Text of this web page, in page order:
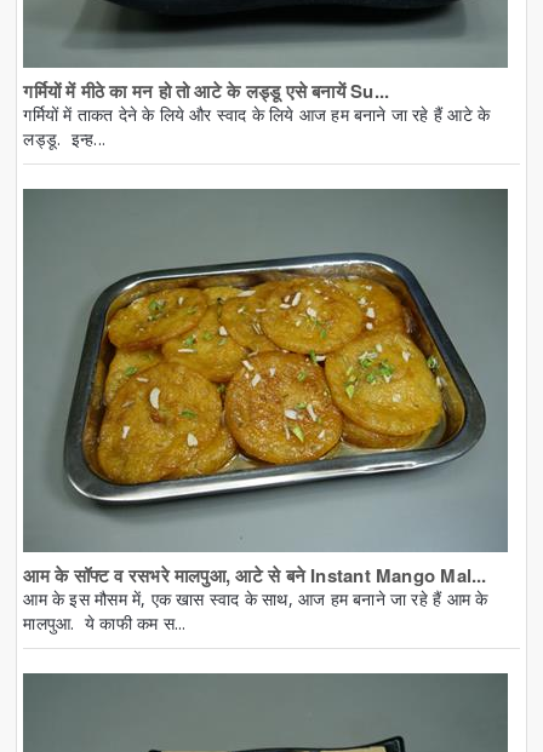
गर्मियों में मीठे का मन हो तो आटे के लड्डू एसे बनायें Su...
गर्मियों में ताकत देने के लिये और स्वाद के लिये आज हम बनाने जा रहे हैं आटे के
लड्डू. इन्ह...
आम के सॉफ्ट व रसभरे मालपुआ, आटे से बने Instant Mango Mal...
आम के इस मौसम में, एक खास स्वाद के साथ, आज हम बनाने जा रहे हैं आम के
मालपुआ. ये काफी कम स...